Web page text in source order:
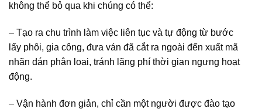
không thể bỏ qua khi chúng có thể:
– Tạo ra chu trình làm việc liên tục và tự động từ bước
lấy phôi, gia công, đưa ván đã cắt ra ngoài đến xuất mã
nhãn dán phân loại, tránh lãng phí thời gian ngưng hoạt
động.
– Vận hành đơn giản, chỉ cần một người được đào tạo